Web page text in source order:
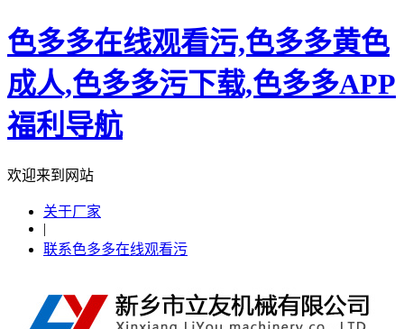
色多多在线观看污,色多多黄色
成人,色多多污下载,色多多APP
福利导航
欢迎来到网站
关于厂家
|
联系色多多在线观看污